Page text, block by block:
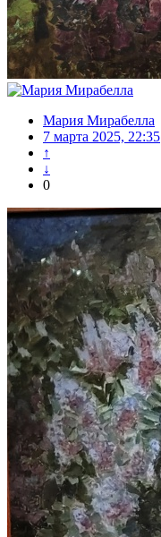
Мария Мирабелла
7 марта 2025, 22:35
↑
↓
0